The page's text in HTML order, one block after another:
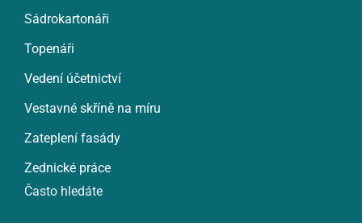
Sádrokartonáři
Topenáři
Vedení účetnictví
Vestavné skříně na míru
Zateplení fasády
Zednické práce
Často hledáte